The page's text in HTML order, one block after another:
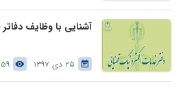
آشنایی با وظایف
25 دی 1397